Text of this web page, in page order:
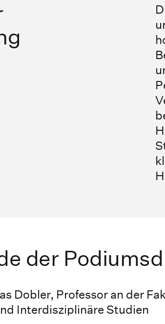
der
Dobler, Professor an der
Interdisziplinäre Studien